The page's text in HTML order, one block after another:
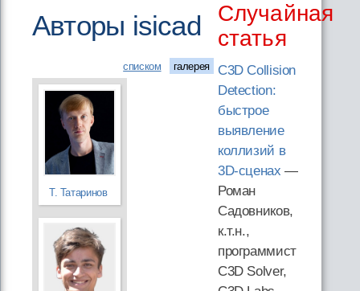
Авторы isicad
списком галерея
Т. Татаринов
Случайная
статья
C3D Collision
Detection:
быстрое
выявление
коллизий в
3D-сценах —
Роман
Садовников,
к.т.н.,
программист
C3D Solver,